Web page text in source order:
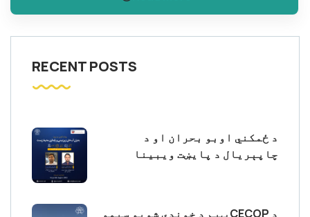
RECENT POSTS
د ځمکني اوبو بحران او د
چاپېریال د پایښت ویبینا
د CECOP ټیم د خوندي شویو سیمو